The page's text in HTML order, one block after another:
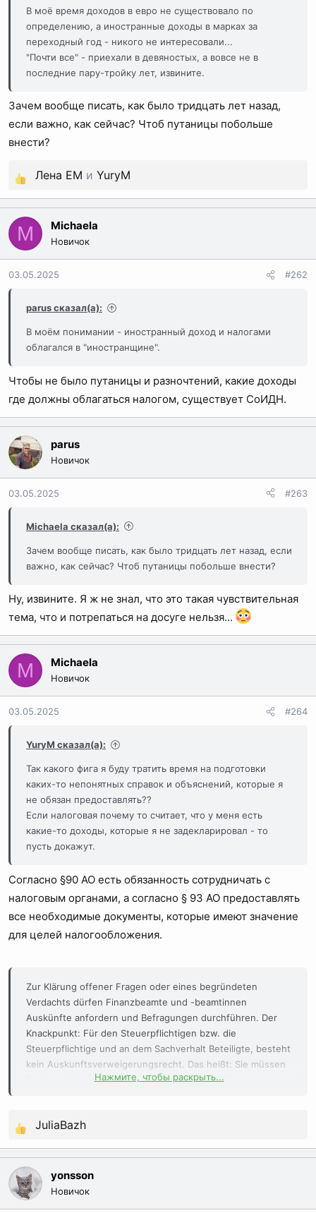
В моё время доходов в евро не существовало по
определению, а иностранные доходы в марках за
переходный год - никого не интересовали...
"Почти все" - приехали в девяностых, а вовсе не в
последние пару-тройку лет, извините.
Зачем вообще писать, как было тридцать лет назад,
если важно, как сейчас? Чтоб путаницы побольше
внести?
Р
е
а
ц
Лена EM и YuryM
M Michaela
Новичок
03.05.2025 #262
parus сказал(а):
В моём понимании - иностранный доход и налогами
облагался в "иностранщине".
Чтобы не было путаницы и разночтений, какие доходы
где должны облагаться налогом, существует СоИДН.
parus
Новичок
03.05.2025 #263
Michaela сказал(а):
Зачем вообще писать, как было тридцать лет назад, если
важно, как сейчас? Чтоб путаницы побольше внести?
Ну, извините. Я ж не знал, что это такая чувствительная
тема, что и потрепаться на досуге нельзя...
M Michaela
Новичок
03.05.2025 #264
YuryM сказал(а):
Так какого фига я буду тратить время на подготовки
каких-то непонятных справок и объяснений, которые я
не обязан предоставлять??
Если налоговая почему то считает, что у меня есть
какие-то доходы, которые я не задекларировал - то
пусть докажут.
Согласно §90 AO есть обязанность сотрудничать с
налоговым органами, а согласно § 93 AO предоставлять
все необходимые документы, которые имеют значение
для целей налогообложения.
Zur Klärung offener Fragen oder eines begründeten
Verdachts dürfen Finanzbeamte und -beamtinnen
Auskünfte anfordern und Befragungen durchführen. Der
Knackpunkt: Für den Steuerpflichtigen bzw. die
Steuerpflichtige und an dem Sachverhalt Beteiligte, besteht
kein Auskunftsverweigerungsrecht. Das heißt: Sie müssen
Rede und Antwort stehen beziehungsweise die
selbst belasten. Geregelt ist das Ganze in Paragraf 90 der
der Beteiligten".
Нажмите, чтобы раскрыть...
Р
е
а
к
ц
JuliaBazh
yonsson
Новичок